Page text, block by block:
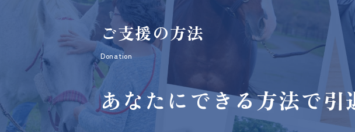
ご支援の方法
Donation
あなたにできる方法で引